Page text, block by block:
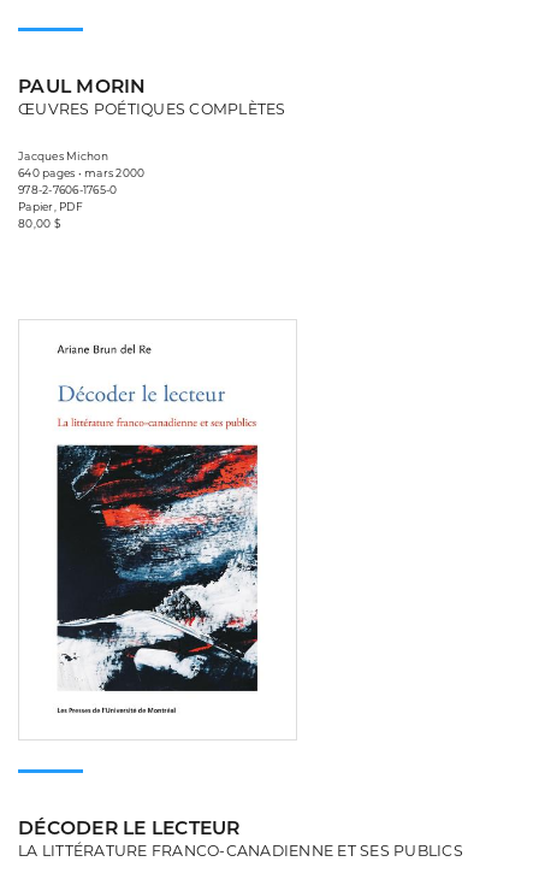
PAUL MORIN
ŒUVRES POÉTIQUES COMPLÈTES
Jacques Michon
640 pages • mars 2000
978-2-7606-1765-0
Papier, PDF
80,00 $
DÉCODER LE LECTEUR
LA LITTÉRATURE FRANCO-CANADIENNE ET SES PUBLICS